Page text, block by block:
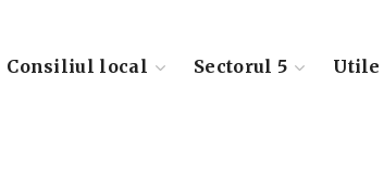
Consiliul local Sectorul 5 Utile